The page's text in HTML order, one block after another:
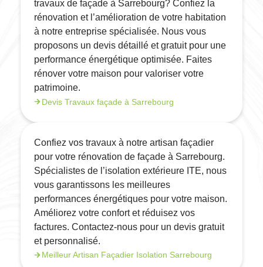
travaux de façade à Sarrebourg? Confiez la
rénovation et l’amélioration de votre habitation
à notre entreprise spécialisée. Nous vous
proposons un devis détaillé et gratuit pour une
performance énergétique optimisée. Faites
rénover votre maison pour valoriser votre
patrimoine.
Devis Travaux façade à Sarrebourg
Confiez vos travaux à notre artisan façadier
pour votre rénovation de façade à Sarrebourg.
Spécialistes de l’isolation extérieure ITE, nous
vous garantissons les meilleures
performances énergétiques pour votre maison.
Améliorez votre confort et réduisez vos
factures. Contactez-nous pour un devis gratuit
et personnalisé.
Meilleur Artisan Façadier Isolation Sarrebourg